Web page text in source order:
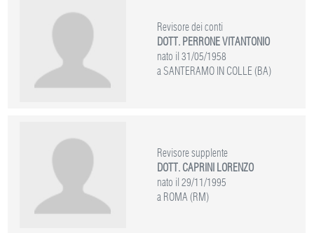
Revisore dei conti
DOTT. PERRONE VITANTONIO
nato il 31/05/1958
a SANTERAMO IN COLLE (BA)
Revisore supplente
DOTT. CAPRINI LORENZO
nato il 29/11/1995
a ROMA (RM)